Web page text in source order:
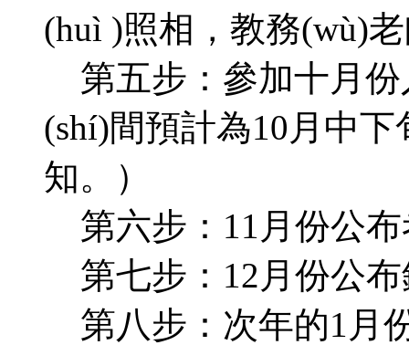
(huì )照相，教務(wù)老
第五步：參加十月份
(shí)間預計為10月中下旬
知。）
第六步：11月份公
第七步：12月份公布
第八步：次年的1月